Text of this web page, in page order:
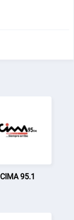
CIMA 95.1